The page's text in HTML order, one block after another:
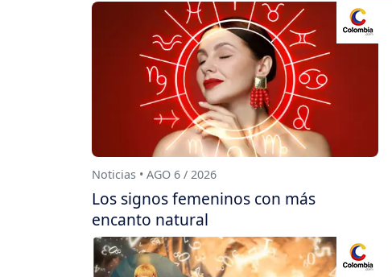
Noticias • AGO 6 / 2026
Los signos femeninos con más
encanto natural